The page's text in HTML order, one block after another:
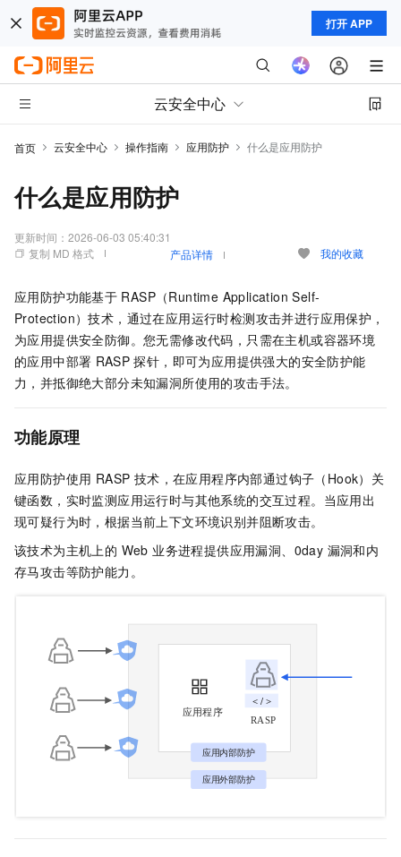
打开 APP
云安全中心
首页 云安全中心 操作指南 应用防护 什么是应用防护
什么是应用防护
更新时间： 2026-06-03 05:40:31
复制 MD 格式
产品详情 我的收藏
应用防护功能基于 RASP（Runtime Application Self-
Protection）技术，通过在应用运行时检测攻击并进行应用保护，
为应用提供安全防御。您无需修改代码，只需在主机或容器环境
的应用中部署 RASP 探针，即可为应用提供强大的安全防护能
力，并抵御绝大部分未知漏洞所使用的攻击手法。
功能原理
应用防护使用 RASP 技术，在应用程序内部通过钩子（Hook）关
键函数，实时监测应用运行时与其他系统的交互过程。当应用出
现可疑行为时，根据当前上下文环境识别并阻断攻击。
该技术为主机上的 Web 业务进程提供应用漏洞、0day 漏洞和内
存马攻击等防护能力。